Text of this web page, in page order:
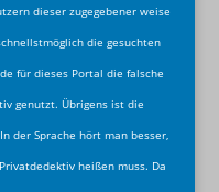
dieser zugegebener weise
die gesuchten
für dieses Portal die falsche
genutzt. Übrigens ist die
der Sprache hört man besser,
heißen muss. Da